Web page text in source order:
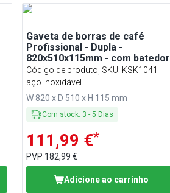
Gaveta de borras de café
Profissional - Dupla -
820x510x115mm - com batedor
Código de produto, SKU: KSK1041
aço inoxidável
W 820 x D 510 x H 115 mm
Com stock: 3 -5 Dias
111,99 €*
PVP 182,99 €
Adicione ao carrinho